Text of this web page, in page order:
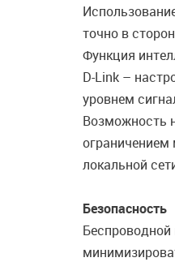
точно в
Функция
D-Link –
уровнем
Возможность
ограничением
локальной
Безопасность